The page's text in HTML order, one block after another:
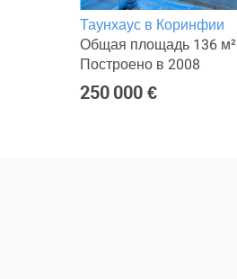
Таунхаус в Коринфии
Общая площадь 136 м²
Построено в 2008
250 000 €